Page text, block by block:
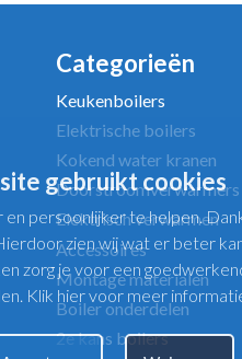
Categorieën
Keukenboilers
Elektrische boilers
Kokend water kranen
Doorstroomverwarmers
Elektrisch verwarmen
Accessoires
Montage materialen
Boiler onderdelen
2e kans boilers
gebruikt cookies
persoonlijker te helpen.
zien wij wat er beter
zorg je voor een
Klik hier voor meer